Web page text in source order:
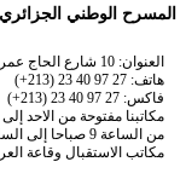
المسرح الوطني
العنوان: 10 شارع الحاج عمر، 16000، الجزائر
هاتف: 27 97 40 23 (213+)
فاكس: 27 97 40 23 (213+)
مكاتبنا مفتوحة من الاحد
من الساعة 9 صباحا إلى الساعة 17 .
مكاتب الاستقبال وقاعة العروض مفتوحة